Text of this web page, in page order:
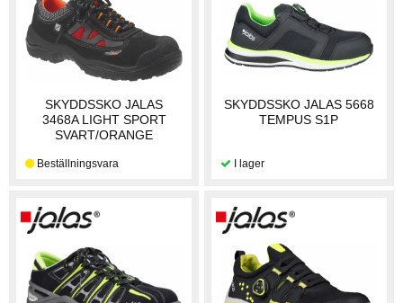
SKYDDSSKO JALAS
3468A LIGHT SPORT
SVART/ORANGE
SKYDDSSKO JALAS 5668
TEMPUS S1P